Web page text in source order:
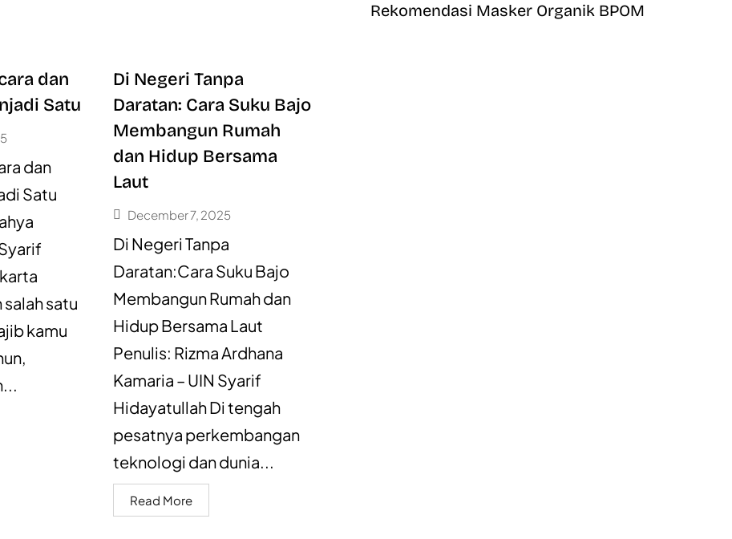
dan
Satu
dan
Satu
satu
kamu
Di Negeri Tanpa
Daratan: Cara Suku Bajo
Membangun Rumah
dan Hidup Bersama
Laut
December 7, 2025
Di Negeri Tanpa
Daratan:Cara Suku Bajo
Membangun Rumah dan
Hidup Bersama Laut
Penulis: Rizma Ardhana
Kamaria – UIN Syarif
Hidayatullah Di tengah
pesatnya perkembangan
teknologi dan dunia...
Read More
Rekomendasi Masker Organik BPOM